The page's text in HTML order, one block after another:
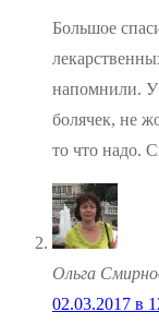
Большое
напомнили. У
болячек, не
то что надо.
Ольга
02.03.2017 в